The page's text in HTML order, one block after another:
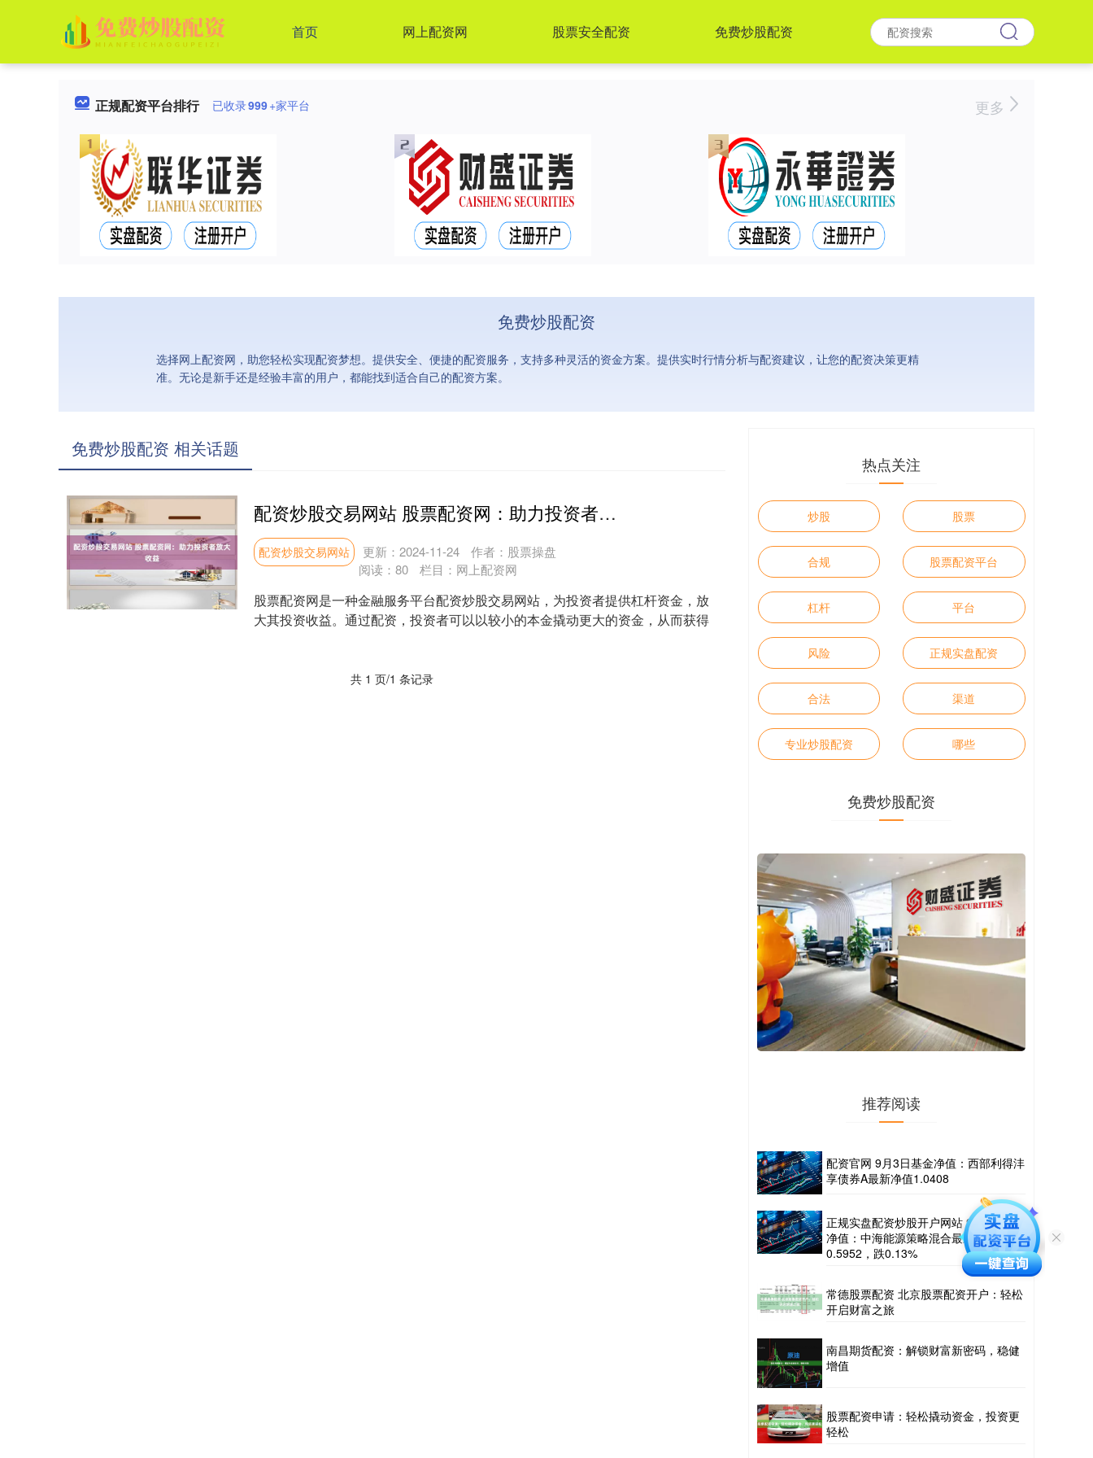
首页 网上配资网 股票安全配资 免费炒股配资
正规配资平台排行 已收录999+家平台 更多
免费炒股配资
选择网上配资网，助您轻松实现配资梦想。提供安全、便捷的配资服务，支持多种灵活的资金方案。提供实时行情分析与配资建议，让您的配资决策更精
准。无论是新手还是经验丰富的用户，都能找到适合自己的配资方案。
免费炒股配资 相关话题
配资炒股交易网站 股票配资网：助力投资者放大收益
配资炒股交易网站 更新：2024-11-24
作者：股票操盘
阅读： 80 栏目： 网上配资网
股票配资网是一种金融服务平台配资炒股交易网站，为投资者提供杠杆资金，放
大其投资收益。通过配资，投资者可以以较小的本金撬动更大的资金，从而获得
共 1 页/1 条记录
热点关注
炒股 股票
合规 股票配资平台
杠杆 平台
风险 正规实盘配资
合法 渠道
专业炒股配资 哪些
免费炒股配资
推荐阅读
配资官网 9月3日基金净值：西部利得沣
享债券A最新净值1.0408
正规实盘配资炒股开户网站 9月3日基金
净值：中海能源策略混合最新净值
0.5952，跌0.13%
常德股票配资 北京股票配资开户：轻松
开启财富之旅
南昌期货配资：解锁财富新密码，稳健
增值
股票配资申请：轻松撬动资金，投资更
轻松